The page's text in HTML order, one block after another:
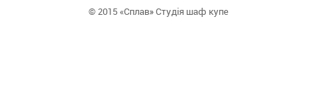
© 2015 «Сплав» Студія шаф купе